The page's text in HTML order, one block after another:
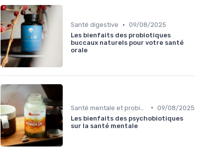
Santé digestive • 09/08/2025
Les bienfaits des probiotiques
buccaux naturels pour votre santé
orale
• 09/08/2025
Les bienfaits des psychobiotiques
sur la santé mentale